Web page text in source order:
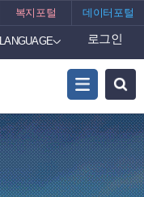
복지포털 데이터포털
LANGUAGE 로그인